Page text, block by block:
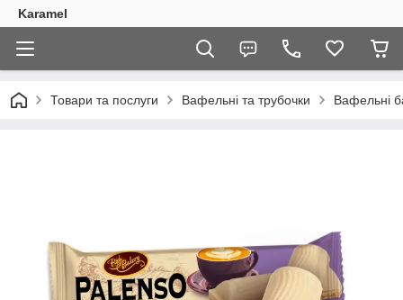
Karamel
Товари та послуги Вафельні та трубочки Вафельні